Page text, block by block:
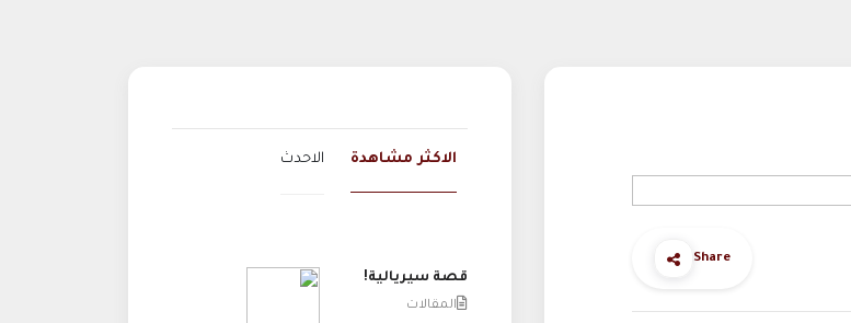
Share
الاكثر مشاهدة الاحدث
قصة سيريالية!
المقالات